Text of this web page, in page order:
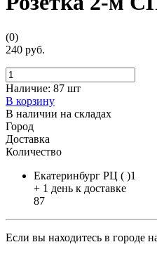
(0)
240 руб.
Наличие: 87 шт
В корзину
В наличии на складах
Город
Доставка
Количество
Екатеринбург РЦ ( )1
+ 1 день к доставке
87
Если вы находитесь в городе